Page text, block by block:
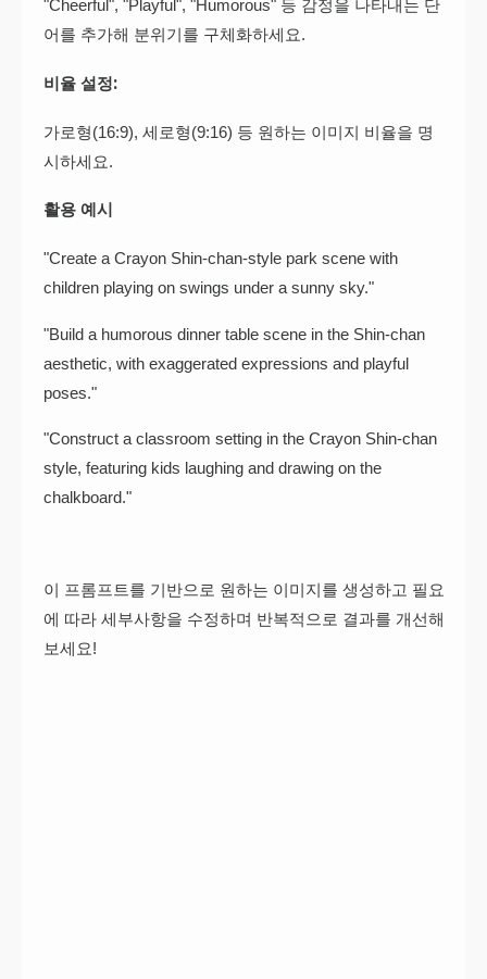
"Cheerful", "Playful", "Humorous" 등 감정을 나타내는 단
어를 추가해 분위기를 구체화하세요.
비율 설정:
가로형(16:9), 세로형(9:16) 등 원하는 이미지 비율을 명
시하세요.
활용 예시
"Create a Crayon Shin-chan-style park scene with
children playing on swings under a sunny sky."
"Build a humorous dinner table scene in the Shin-chan
aesthetic, with exaggerated expressions and playful
poses."
"Construct a classroom setting in the Crayon Shin-chan
style, featuring kids laughing and drawing on the
chalkboard."
이 프롬프트를 기반으로 원하는 이미지를 생성하고 필요
에 따라 세부사항을 수정하며 반복적으로 결과를 개선해
보세요!